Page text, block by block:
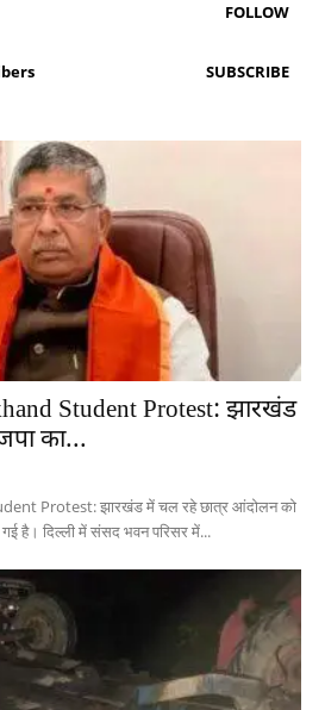
FOLLOW
SUBSCRIBE
Student Protest: झारखंड
का...
Protest: झारखंड में चल रहे छात्र आंदोलन को
है। दिल्ली में संसद भवन परिसर में...